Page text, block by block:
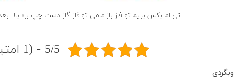
تی ام بکس بریم تو فاز باز مامی تو فاز گاز دست چپ بره بالا
5/5 - (1 امتیاز)
وبگردی